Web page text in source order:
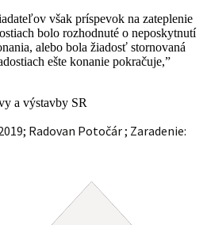
však príspevok na zateplenie
bolo rozhodnuté o neposkytnutí
alebo bola žiadosť stornovaná
ešte konanie pokračuje,”
a výstavby SR
Radovan Potočár ; Zaradenie: